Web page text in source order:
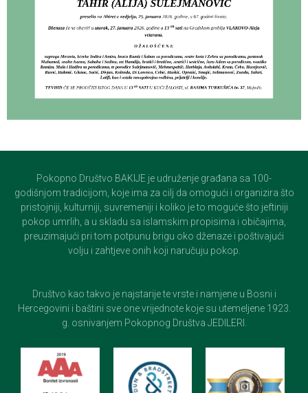
Pokopno Društvo BAKIJE je udruženje građana sa 100-
godišnjom tradicijom, koje ima za cilj da omogući i organizira što
pristojniji, kulturniji, suvremeniji i koliko je to moguće što jeftiniji
pokop umrlih, a u skladu sa islamskim propisima i običajima,
preuzimajući pri tom potpunu brigu oko dženaze i poštivajući
volju i zahtjeve onih koji naručuju pokop.
Društvo kao takvo je najstarije te vrste i namjene u Bosni i
Hercegovini i baštini sve one vrijednote koje su utemeljene 1923.
g. osnivanjem Pokopnog Društva JEDILERI.